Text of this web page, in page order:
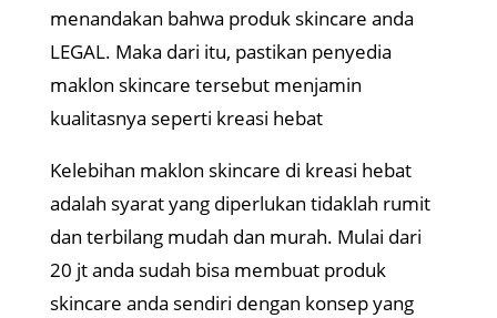
menandakan bahwa produk skincare anda
LEGAL. Maka dari itu, pastikan penyedia
maklon skincare tersebut menjamin
kualitasnya seperti kreasi hebat
Kelebihan maklon skincare di kreasi hebat
adalah syarat yang diperlukan tidaklah rumit
dan terbilang mudah dan murah. Mulai dari
20 jt anda sudah bisa membuat produk
skincare anda sendiri dengan konsep yang